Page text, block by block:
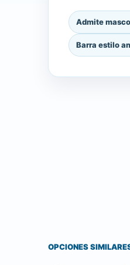
Admite
Barra estilo
OPCIONES